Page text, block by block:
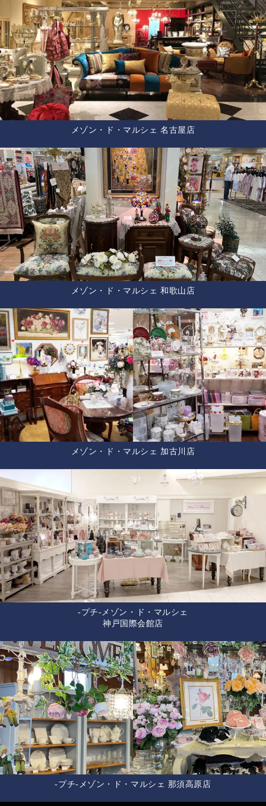
メゾン・ド・マルシェ 名古屋店
メゾン・ド・マルシェ 和歌山店
メゾン・ド・マルシェ 加古川店
-プチ-メゾン・ド・マルシェ
神戸国際会館店
-プチ-メゾン・ド・マルシェ 那須高原店